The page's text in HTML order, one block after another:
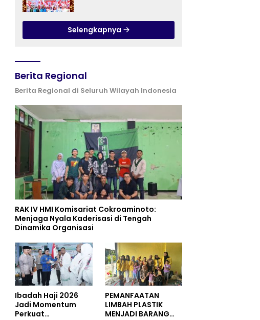
untuk Keluarga
Pahlawan dan Perintis
Kemerdekaan
Selengkapnya
Berita Regional
Berita Regional di Seluruh Wilayah Indonesia
RAK IV HMI Komisariat Cokroaminoto:
Menjaga Nyala Kaderisasi di Tengah
Dinamika Organisasi
Ibadah Haji 2026
Jadi Momentum
Perkuat
PEMANFAATAN
LIMBAH PLASTIK
MENJADI BARANG